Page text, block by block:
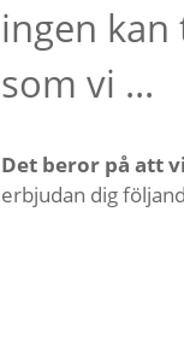
ingen
som vi ...
Det beror på att
erbjudan dig